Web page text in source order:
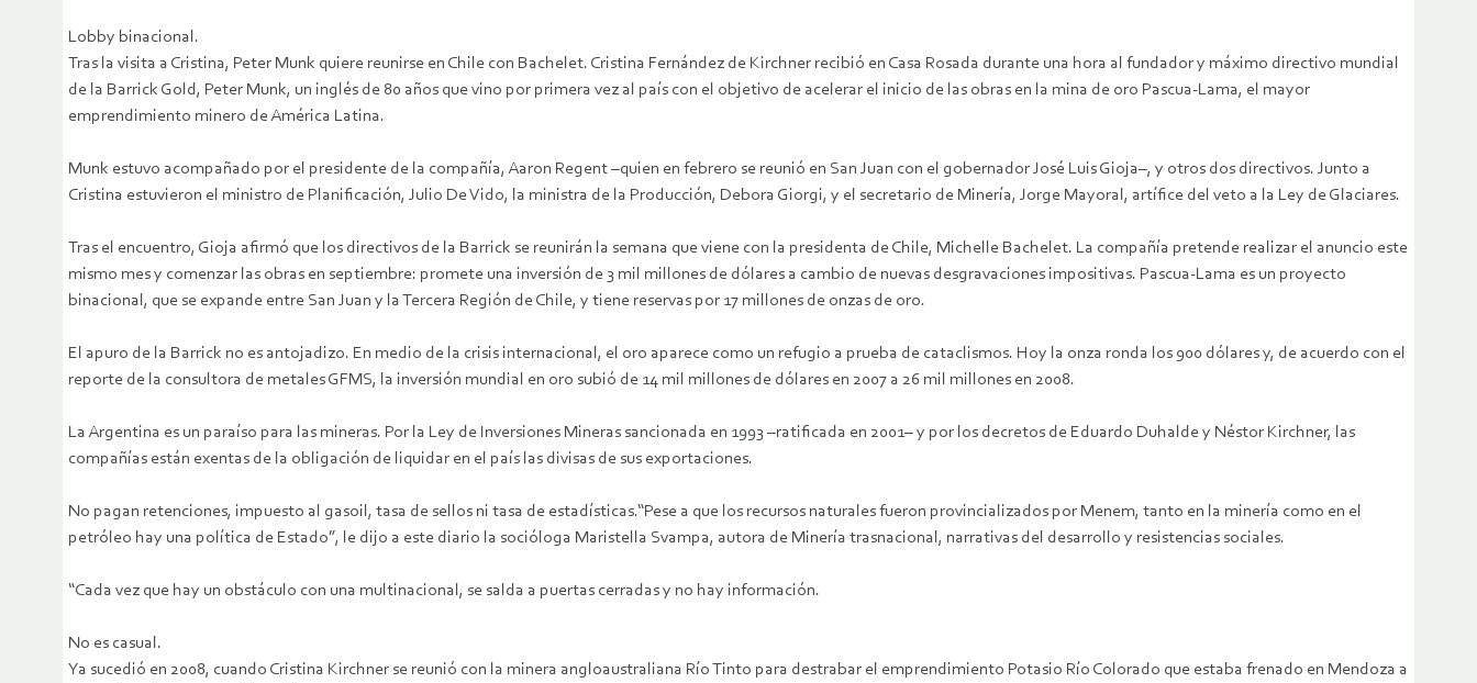
Lobby binacional.
Tras la visita a Cristina, Peter Munk quiere reunirse en Chile con Bachelet. Cristina Fernández de Kirchner recibió en Casa Rosada durante una hora al fundador y máximo directivo mundial
de la Barrick Gold, Peter Munk, un inglés de 80 años que vino por primera vez al país con el objetivo de acelerar el inicio de las obras en la mina de oro Pascua-Lama, el mayor
emprendimiento minero de América Latina.
Munk estuvo acompañado por el presidente de la compañía, Aaron Regent –quien en febrero se reunió en San Juan con el gobernador José Luis Gioja–, y otros dos directivos. Junto a
Cristina estuvieron el ministro de Planificación, Julio De Vido, la ministra de la Producción, Debora Giorgi, y el secretario de Minería, Jorge Mayoral, artífice del veto a la Ley de Glaciares.
Tras el encuentro, Gioja afirmó que los directivos de la Barrick se reunirán la semana que viene con la presidenta de Chile, Michelle Bachelet. La compañía pretende realizar el anuncio este
mismo mes y comenzar las obras en septiembre: promete una inversión de 3 mil millones de dólares a cambio de nuevas desgravaciones impositivas. Pascua-Lama es un proyecto
binacional, que se expande entre San Juan y la Tercera Región de Chile, y tiene reservas por 17 millones de onzas de oro.
El apuro de la Barrick no es antojadizo. En medio de la crisis internacional, el oro aparece como un refugio a prueba de cataclismos. Hoy la onza ronda los 900 dólares y, de acuerdo con el
reporte de la consultora de metales GFMS, la inversión mundial en oro subió de 14 mil millones de dólares en 2007 a 26 mil millones en 2008.
La Argentina es un paraíso para las mineras. Por la Ley de Inversiones Mineras sancionada en 1993 –ratificada en 2001– y por los decretos de Eduardo Duhalde y Néstor Kirchner, las
compañías están exentas de la obligación de liquidar en el país las divisas de sus exportaciones.
No pagan retenciones, impuesto al gasoil, tasa de sellos ni tasa de estadísticas.“Pese a que los recursos naturales fueron provincializados por Menem, tanto en la minería como en el
petróleo hay una política de Estado”, le dijo a este diario la socióloga Maristella Svampa, autora de Minería trasnacional, narrativas del desarrollo y resistencias sociales.
“Cada vez que hay un obstáculo con una multinacional, se salda a puertas cerradas y no hay información.
No es casual.
Ya sucedió en 2008, cuando Cristina Kirchner se reunió con la minera angloaustraliana Río Tinto para destrabar el emprendimiento Potasio Río Colorado que estaba frenado en Mendoza a